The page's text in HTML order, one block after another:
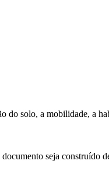
do solo, a mobilidade, a
seja construído